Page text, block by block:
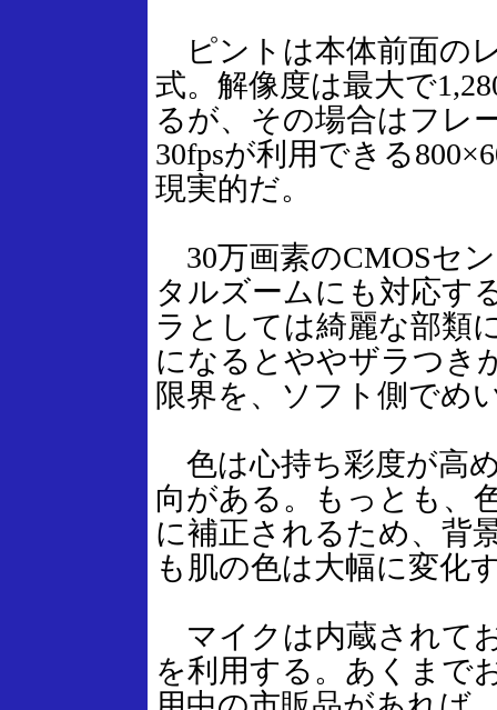
ピントは本体前面の
式。解像度は最大で
るが、その場合はフレ
30fpsが利用できる
現実的だ。
30万画素のCMOSセ
タルズームにも対応す
ラとしては綺麗な部類
になるとややザラつき
限界を、ソフト側でめ
色は心持ち彩度が高
向がある。もっとも、
に補正されるため、背
も肌の色は大幅に変化
マイクは内蔵されて
を利用する。あくまで